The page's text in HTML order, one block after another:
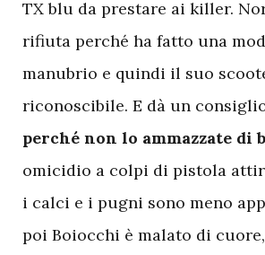
TX blu da prestare ai killer.
rifiuta perché ha fatto una
manubrio e quindi il suo
riconoscibile. E dà un
perché non lo ammazzate di
omicidio a colpi di pistola
i calci e i pugni sono meno
poi Boiocchi è malato di